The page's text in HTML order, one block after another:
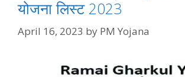
योजना लिस्ट 2023
April 16, 2023 by PM Yojana